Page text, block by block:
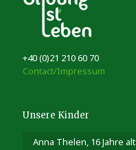
+40 (0)21 210 60 70
Contact/Impressum
Unsere Kinder
Anna Thelen, 16 Jahre alt